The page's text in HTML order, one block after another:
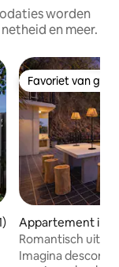
worden
en meer.
beoordeling van
Favoriet van
Favoriet van
Appartement in
Romantisch
straten van de
Imagina